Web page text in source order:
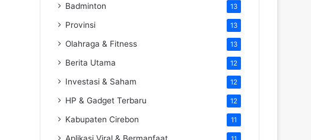
Badminton 13
Provinsi 13
Olahraga & Fitness 13
Berita Utama 12
Investasi & Saham 12
HP & Gadget Terbaru 12
Kabupaten Cirebon 11
Aplikasi Viral & Bermanfaat